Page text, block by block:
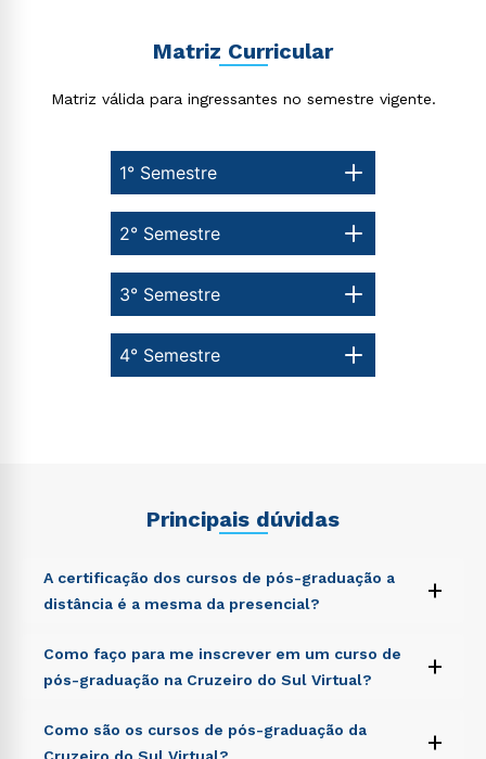
Matriz Curricular
Matriz válida para ingressantes no semestre vigente.
1° Semestre
4° Semestre
3° Semestre
2° Semestre
Principais dúvidas
A certificação dos cursos de pós-graduação a
distância é a mesma da presencial?
+
Sed ut perspiciatis unde omnis iste natus error sit
voluptatem accusantium doloremque laudantium,
totam rem aperiam, eaque ipsa quae ab illo inventore
explicabo. Nemo enim ipsam voluptatem quia
voluptas sit aspernatur aut odit aut fugit, sed quia
Como faço para me inscrever em um curso de
pós-graduação na Cruzeiro do Sul Virtual?
+
Sed ut perspiciatis unde omnis iste natus error sit
voluptatem accusantium doloremque laudantium,
Como são os cursos de pós-graduação da
Cruzeiro do Sul Virtual?
+